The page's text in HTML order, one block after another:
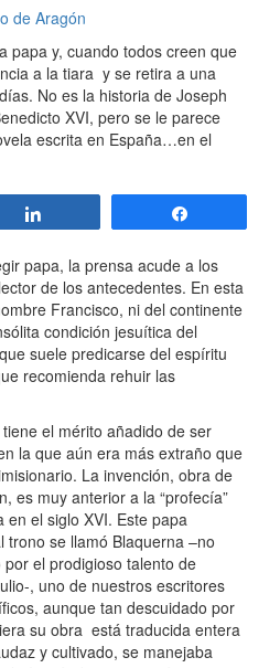
de Aragón
papa y, cuando todos creen que
a la tiara y se retira a una
No es la historia de Joseph
XVI, pero se le parece
escrita en España…en el
papa, la prensa acude a los
de los antecedentes. En esta
Francisco, ni del continente
condición jesuítica del
suele predicarse del espíritu
recomienda rehuir las
el mérito añadido de ser
la que aún era más extraño que
La invención, obra de
es muy anterior a la “profecía”
el siglo XVI. Este papa
trono se llamó Blaquerna –no
el prodigioso talento de
, uno de nuestros escritores
aunque tan descuidado por
su obra está traducida entera
y cultivado, se manejaba